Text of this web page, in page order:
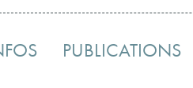
PUBLICATIONS